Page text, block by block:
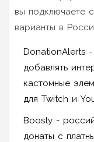
вы подключаете
варианты в
DonationAlerts -
добавлять
кастомные
для Twitch и
Boosty -
донаты с